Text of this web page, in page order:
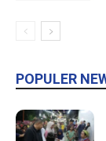
POPULER